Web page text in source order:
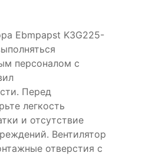
Ebmpapst K3G225-
персоналом с
Перед
легкость
и отсутствие
Вентилятор
отверстия с